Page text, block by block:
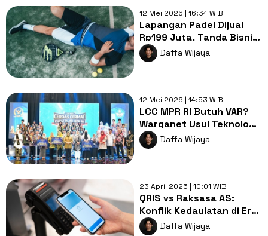
12 Mei 2026 | 16:34 WIB
Lapangan Padel Dijual
Rp199 Juta, Tanda Bisnis
Gaya Hidup Urban Mulai
Kolaps?
Daffa Wijaya
12 Mei 2026 | 14:53 WIB
LCC MPR RI Butuh VAR?
Warganet Usul Teknologi
untuk Hindari
Kecurangan Juri
Daffa Wijaya
23 April 2025 | 10:01 WIB
QRIS vs Raksasa AS:
Konflik Kedaulatan di Era
Pembayaran Digital
Daffa Wijaya